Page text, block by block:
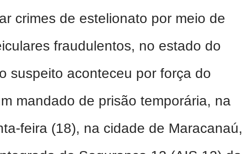
crimes de estelionato por meio de
fraudulentos, no estado do
suspeito aconteceu por força do
mandado de prisão temporária, na
feira (18), na cidade de Maracanaú,